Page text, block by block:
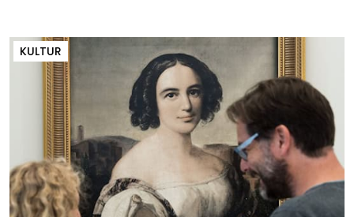
KULTUR